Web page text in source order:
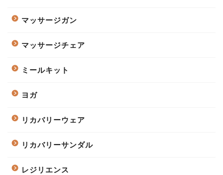
マッサージガン
マッサージチェア
ミールキット
ヨガ
リカバリーウェア
リカバリーサンダル
レジリエンス